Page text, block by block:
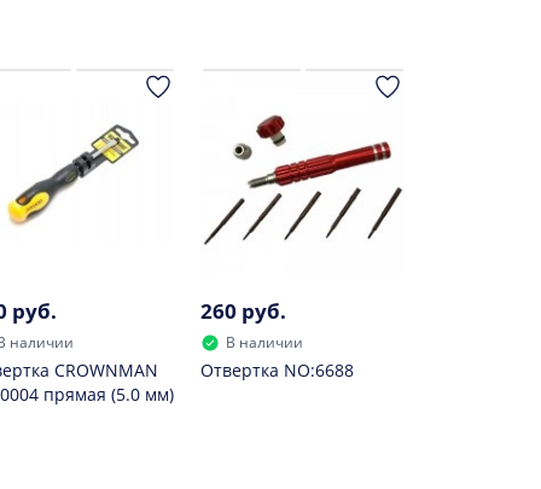
руб.
наличии
CROWNMAN
прямая (5.0 мм)
260 руб.
В наличии
Отвертка NO:6688